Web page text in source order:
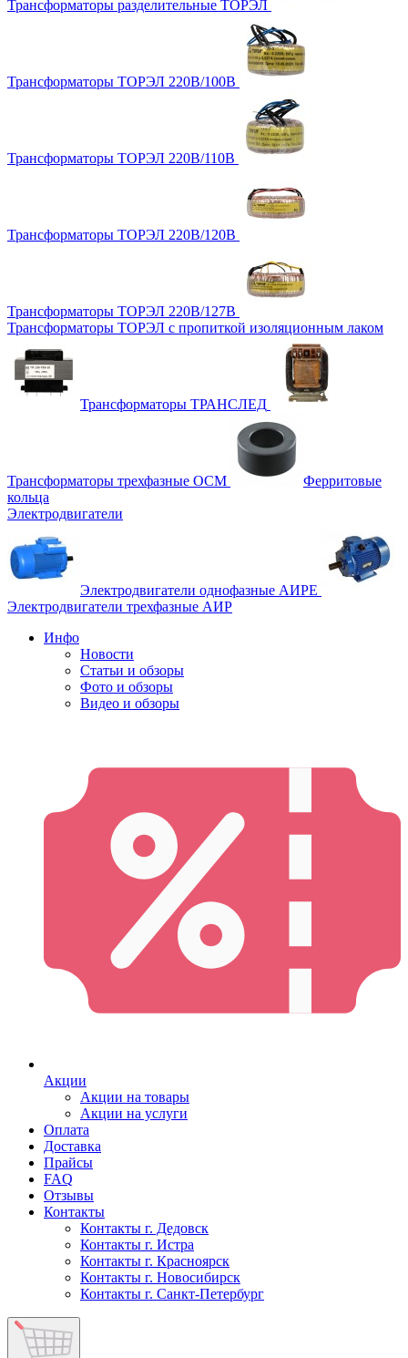
Трансформаторы разделительные ТОРЭЛ
Трансформаторы ТОРЭЛ 220В/100В
Трансформаторы ТОРЭЛ 220В/110В
Трансформаторы ТОРЭЛ 220В/120В
Трансформаторы ТОРЭЛ 220В/127В
Трансформаторы ТОРЭЛ с пропиткой изоляционным лаком
Трансформаторы ТРАНСЛЕД
Трансформаторы трехфазные ОСМ
Ферритовые
кольца
Электродвигатели
Электродвигатели однофазные АИРЕ
Электродвигатели трехфазные АИР
Инфо
Новости
Статьи и обзоры
Фото и обзоры
Видео и обзоры
Акции
Акции на товары
Акции на услуги
Оплата
Доставка
Прайсы
FAQ
Отзывы
Контакты
Контакты г. Дедовск
Контакты г. Истра
Контакты г. Красноярск
Контакты г. Новосибирск
Контакты г. Санкт-Петербург